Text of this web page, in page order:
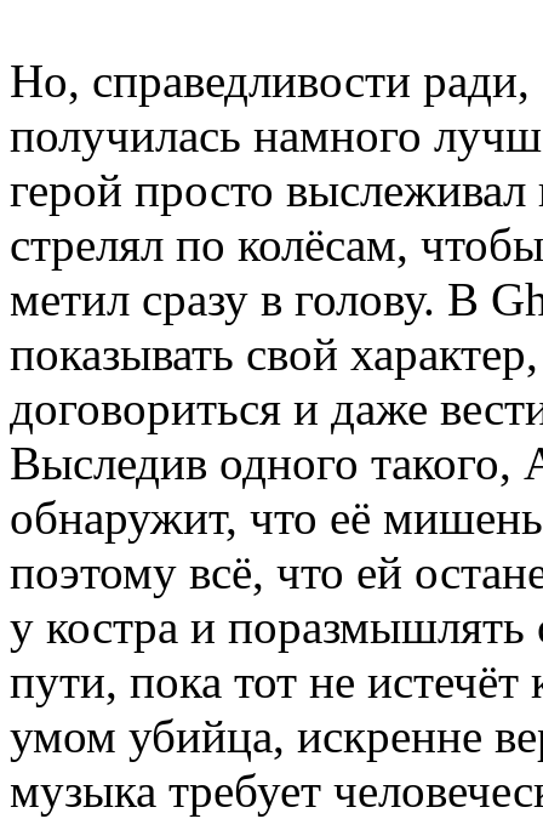
Но, справедливости ради,
получилась намного
герой просто
стрелял по колёсам,
метил сразу в голову. В
показывать свой
договориться и даже
Выследив одного такого,
обнаружит, что её
поэтому всё, что ей
у костра и
пути, пока тот не
умом убийца, искренне
музыка требует